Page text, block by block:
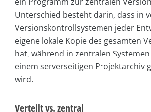
Unterschied besteht darin, dass in
Versionskontrollsystemen jeder
eigene lokale Kopie des gesamten
hat, während in zentralen
einem serverseitigen Projektarchiv
wird.
Verteilt vs. zentral